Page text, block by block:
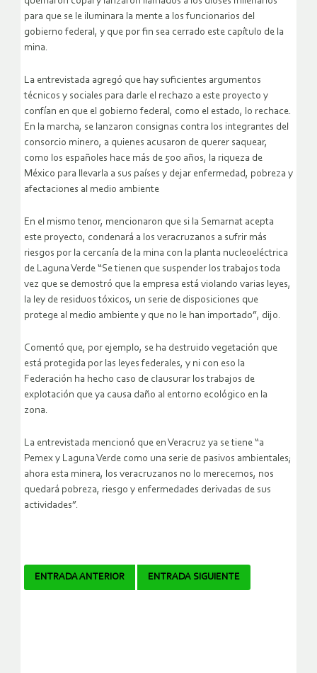
para que se le iluminara la mente a los funcionarios del
gobierno federal, y que por fin sea cerrado este capítulo de la
mina.
La entrevistada agregó que hay suficientes argumentos
técnicos y sociales para darle el rechazo a este proyecto y
confían en que el gobierno federal, como el estado, lo rechace.
En la marcha, se lanzaron consignas contra los integrantes del
consorcio minero, a quienes acusaron de querer saquear,
como los españoles hace más de 500 años, la riqueza de
México para llevarla a sus países y dejar enfermedad, pobreza y
afectaciones al medio ambiente
En el mismo tenor, mencionaron que si la Semarnat acepta
este proyecto, condenará a los veracruzanos a sufrir más
riesgos por la cercanía de la mina con la planta nucleoeléctrica
de Laguna Verde “Se tienen que suspender los trabajos toda
vez que se demostró que la empresa está violando varias leyes,
la ley de residuos tóxicos, un serie de disposiciones que
protege al medio ambiente y que no le han importado”, dijo.
Comentó que, por ejemplo, se ha destruido vegetación que
está protegida por las leyes federales, y ni con eso la
Federación ha hecho caso de clausurar los trabajos de
explotación que ya causa daño al entorno ecológico en la
zona.
La entrevistada mencionó que en Veracruz ya se tiene “a
Pemex y Laguna Verde como una serie de pasivos ambientales;
ahora esta minera, los veracruzanos no lo merecemos, nos
quedará pobreza, riesgo y enfermedades derivadas de sus
actividades”.
Navegador
ENTRADA ANTERIOR ENTRADA SIGUIENTE